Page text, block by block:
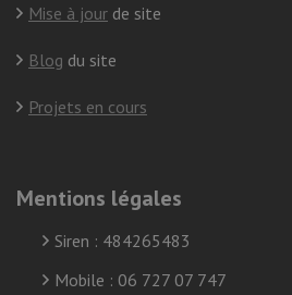
Mise à jour de site
Blog du site
Projets en cours
Mentions légales
Siren : 484265483
Mobile : 06 727 07 747